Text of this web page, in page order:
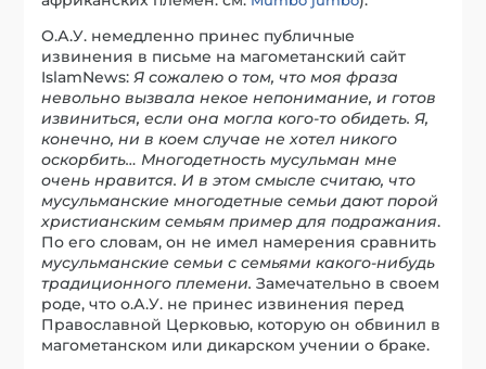
О.А.У. немедленно принес публичные
извинения в письме на магометанский сайт
IslamNews:Я сожалею о том, что моя фраза
невольно вызвала некое непонимание, и готов
извиниться, если она могла кого-то обидеть. Я,
конечно, ни в коем случае не хотел никого
оскорбить… Многодетность мусульман мне
очень нравится. И в этом смысле считаю, что
мусульманские многодетные семьи дают порой
христианским семьям пример для подражания.
По его словам, он не имел намерения сравнить
мусульманские семьи с семьями какого-нибудь
традиционного племени.Замечательно в своем
роде, что о.А.У. не принес извинения перед
Православной Церковью, которую он обвинил в
магометанском или дикарском учении о браке.